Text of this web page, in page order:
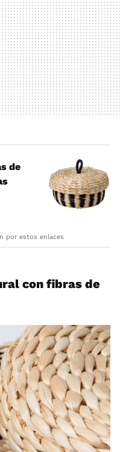
de
por estos enlaces
con fibras de